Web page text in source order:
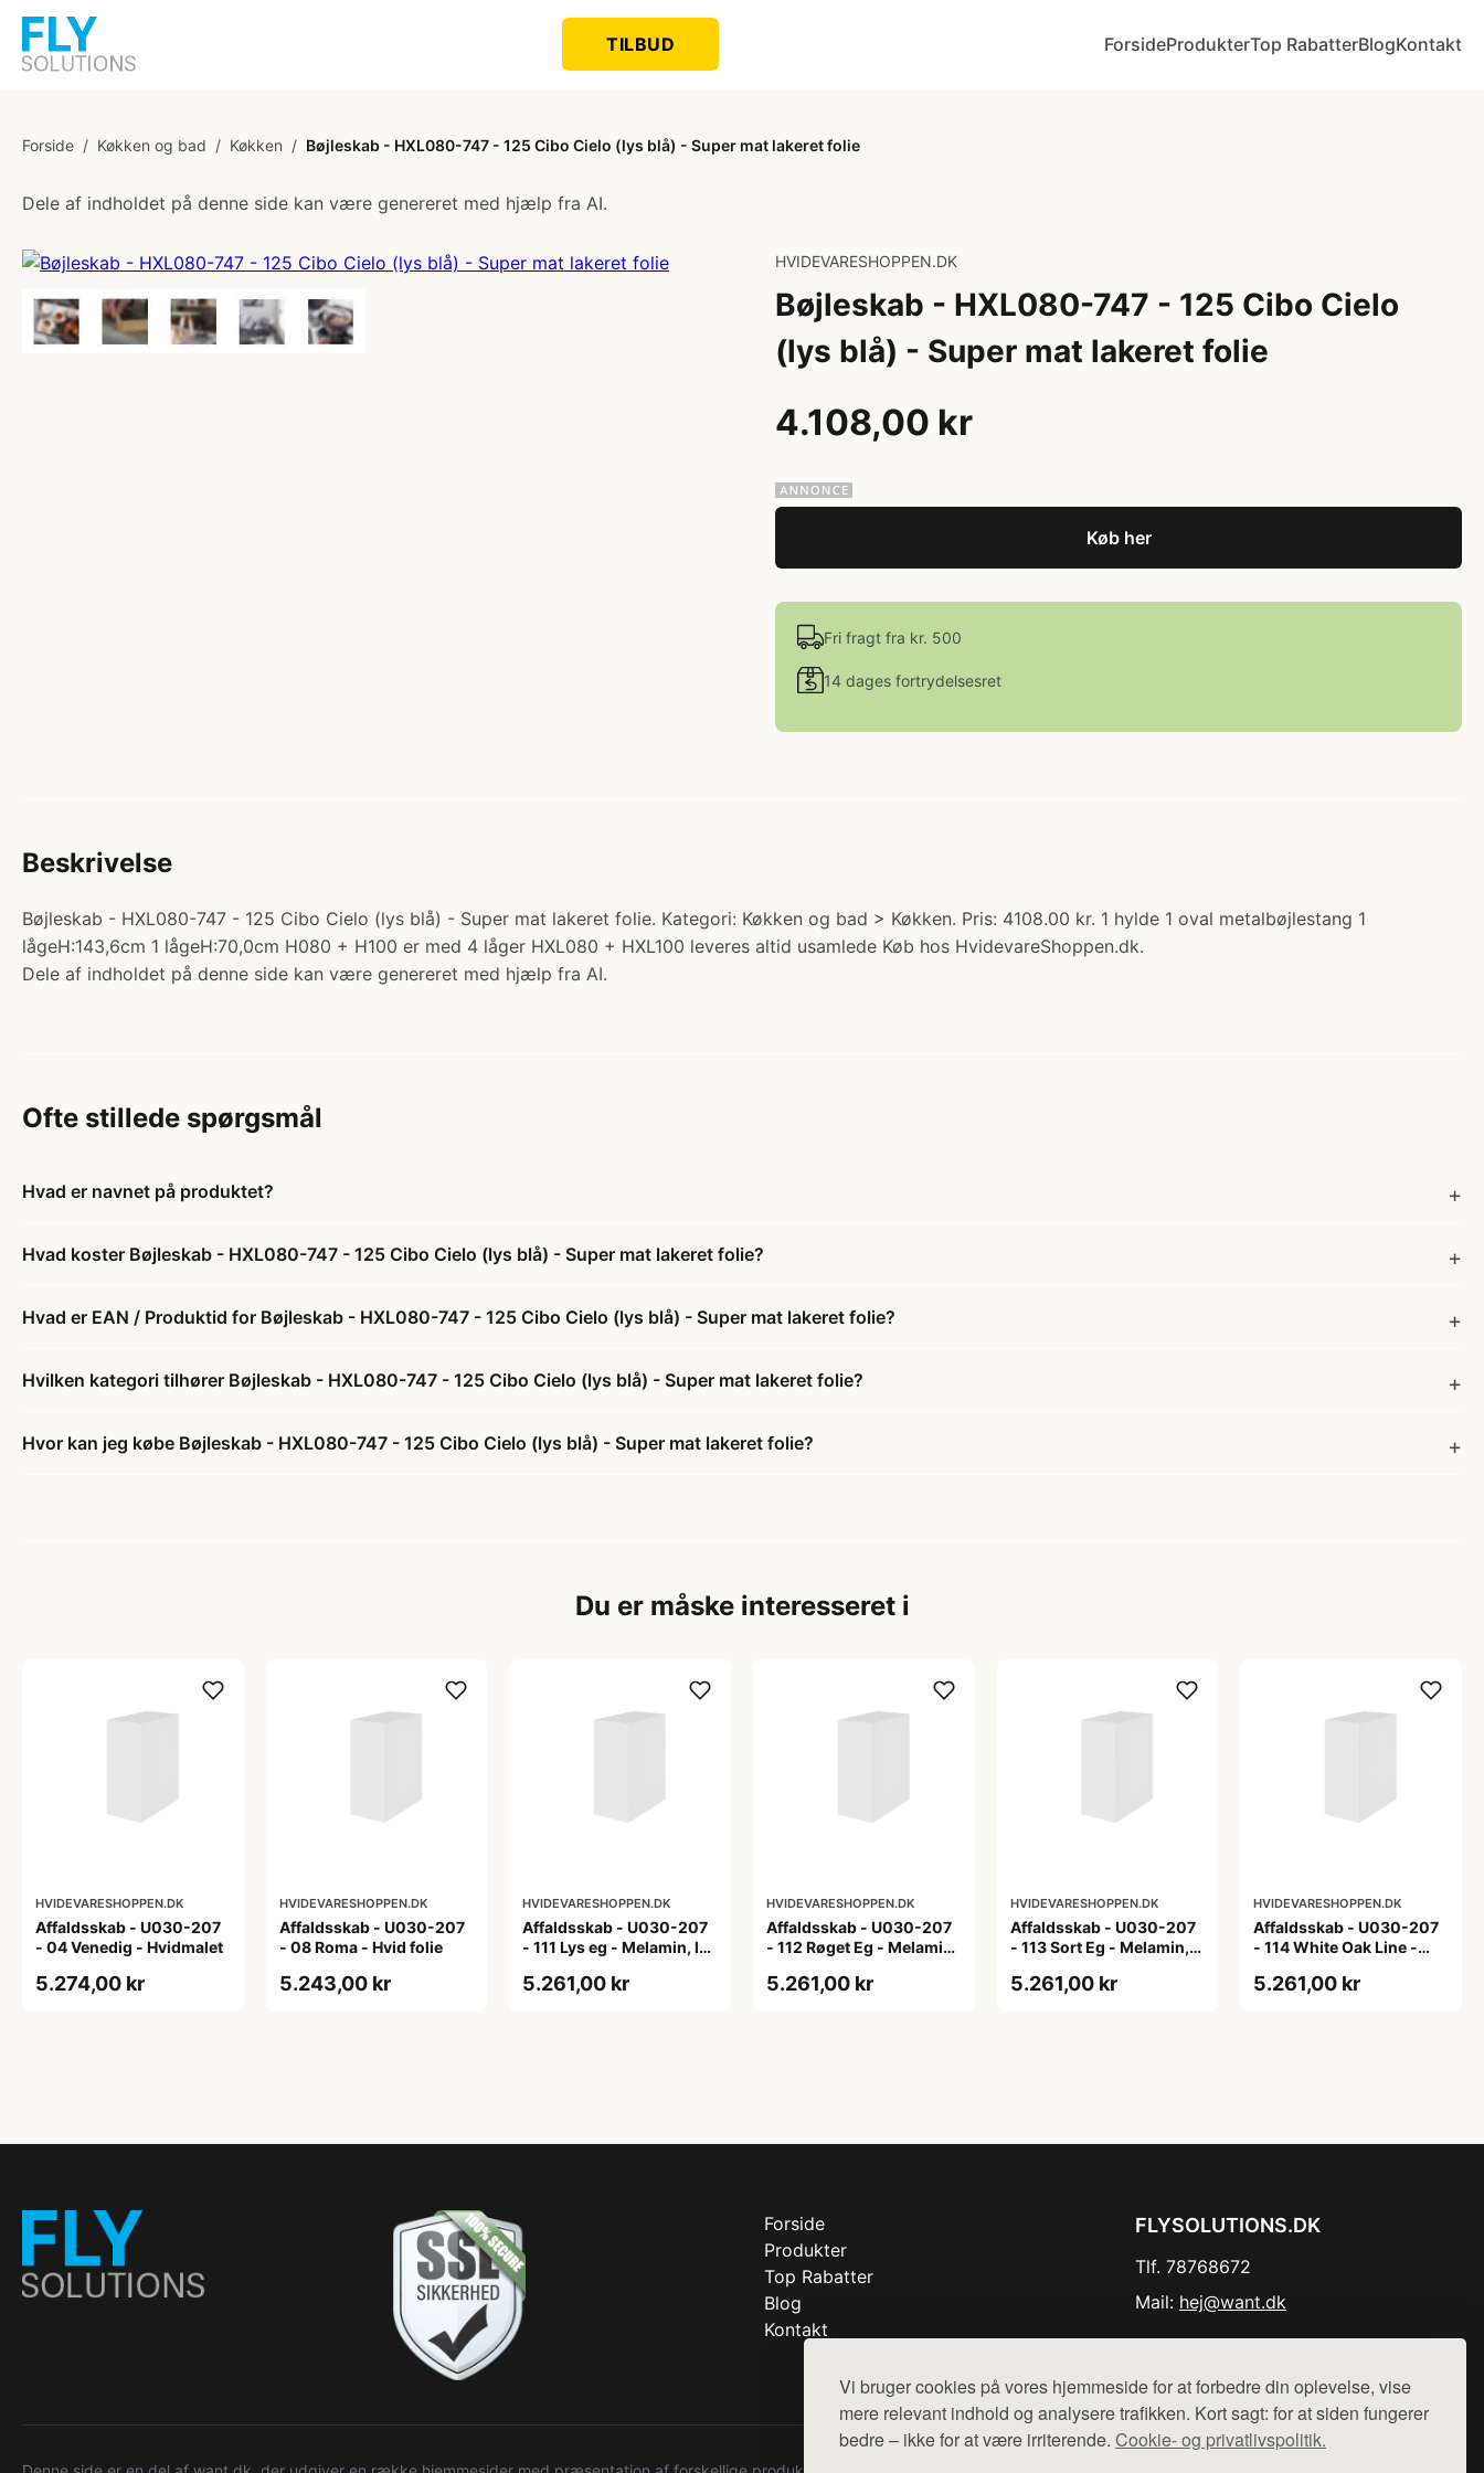
Vi bruger cookies på vores hjemmeside for at forbedre din oplevelse, vise
mere relevant indhold og analysere trafikken. Kort sagt: for at siden fungerer
bedre – ikke for at være irriterende. Cookie- og privatlivspolitik.
TILBUD ForsideProdukterTop RabatterBlogKontakt
Forside / Køkken og bad / Køkken / Bøjleskab - HXL080-747 - 125 Cibo Cielo (lys blå) - Super mat lakeret folie
Dele af indholdet på denne side kan være genereret med hjælp fra AI.
HVIDEVARESHOPPEN.DK
Bøjleskab - HXL080-747 - 125 Cibo Cielo
(lys blå) - Super mat lakeret folie
4.108,00 kr
Køb her
Fri fragt fra kr. 500
14 dages fortrydelsesret
Beskrivelse
Bøjleskab - HXL080-747 - 125 Cibo Cielo (lys blå) - Super mat lakeret folie. Kategori: Køkken og bad > Køkken. Pris: 4108.00 kr. 1 hylde 1 oval metalbøjlestang 1
lågeH:143,6cm 1 lågeH:70,0cm H080 + H100 er med 4 låger HXL080 + HXL100 leveres altid usamlede Køb hos HvidevareShoppen.dk.
Dele af indholdet på denne side kan være genereret med hjælp fra AI.
Ofte stillede spørgsmål
Hvad er navnet på produktet?
Hvad koster Bøjleskab - HXL080-747 - 125 Cibo Cielo (lys blå) - Super mat lakeret folie?
Hvad er EAN / Produktid for Bøjleskab - HXL080-747 - 125 Cibo Cielo (lys blå) - Super mat lakeret folie?
Hvilken kategori tilhører Bøjleskab - HXL080-747 - 125 Cibo Cielo (lys blå) - Super mat lakeret folie?
Hvor kan jeg købe Bøjleskab - HXL080-747 - 125 Cibo Cielo (lys blå) - Super mat lakeret folie?
Du er måske interesseret i
HVIDEVARESHOPPEN.DK
Affaldsskab - U030-207
- 04 Venedig - Hvidmalet
5.274,00 kr
HVIDEVARESHOPPEN.DK
Affaldsskab - U030-207
- 08 Roma - Hvid folie
5.243,00 kr
HVIDEVARESHOPPEN.DK
Affaldsskab - U030-207
- 111 Lys eg - Melamin, lys
5.261,00 kr
HVIDEVARESHOPPEN.DK
Affaldsskab - U030-207
- 112 Røget Eg - Melamin,
5.261,00 kr
HVIDEVARESHOPPEN.DK
Affaldsskab - U030-207
- 113 Sort Eg - Melamin,
5.261,00 kr
HVIDEVARESHOPPEN.DK
Affaldsskab - U030-207
- 114 White Oak Line -
5.261,00 kr
Forside
Produkter
Top Rabatter
Blog
Kontakt
FLYSOLUTIONS.DK
Tlf. 78768672
Mail: hej@want.dk